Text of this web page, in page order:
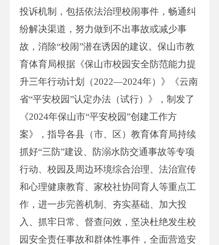
投诉机制，包括依法治理校闹事件，畅通纠
纷解决渠道，努力做到不出事故或减少事
故，消除“校闹”潜在诱因的建议。保山市教
育体育局根据《保山市校园安全防范能力提
升三年行动计划（2022—2024年）》《云南
省“平安校园”认定办法（试行）》，制发了
《2024年保山市“平安校园”创建工作方
案》，指导各县（市、区）教育体育局持续
抓好“三防”建设、防溺水防交通事故等专项
行动、校园及周边环境综合治理、法治宣传
和心理健康教育、家校社协同育人等重点工
作，进一步完善机制、夯实基础、加大投
入、抓牢日常、督查问效，坚决杜绝发生校
园安全责任事故和群体性事件，全面营造安